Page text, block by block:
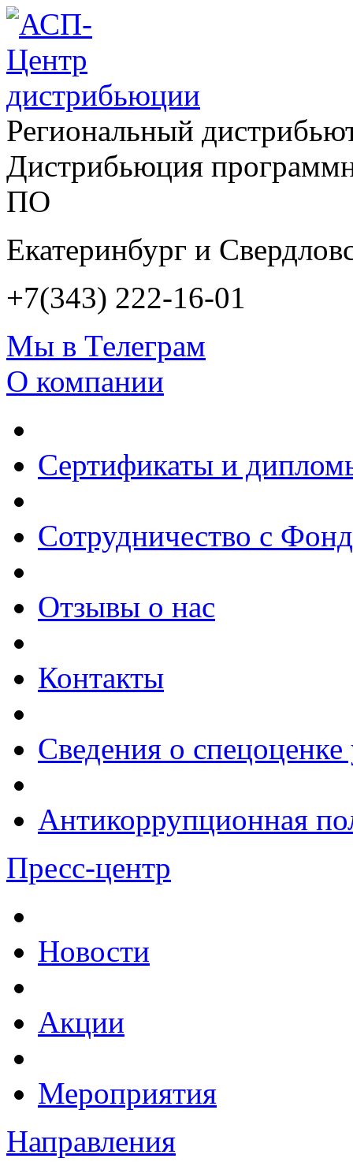
Региональный
Дистрибьюция
ПО
Екатеринбург и
+7(343) 222-16-01
Мы в Телеграм
О компании
Сертификаты и
Сотрудничество с
Отзывы о нас
Контакты
Сведения о
Антикоррупционная
Пресс-центр
Новости
Акции
Мероприятия
Направления